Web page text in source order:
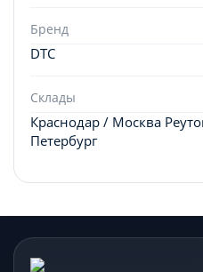
Бренд
DTC
Склады
Краснодар / Москва
Петербург